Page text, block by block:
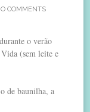
COMMENTS
o verão
(sem leite e
de baunilha, a